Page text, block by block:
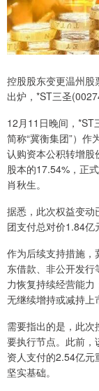
控股股东变更温州股
出炉，*ST三圣
12月11日晚间，*ST
简称“冀衡集团”）作
认购资本公积转增
股本的17.54%，正
肖秋生。
据悉，此次权益变
团支付总对价1.84亿
作为后续支持措施
东借款、非公开发
力恢复持续经营能
无继续增持或减持上
需要指出的是，此
要执行节点。此前
资人支付的2.54亿元
坚实基础。